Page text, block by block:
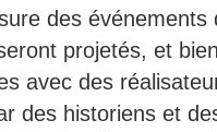
des événements
projetés, et
avec des
des historiens et